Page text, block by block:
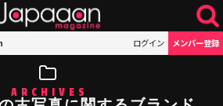
ログイン メンバー登録
ARCHIVES